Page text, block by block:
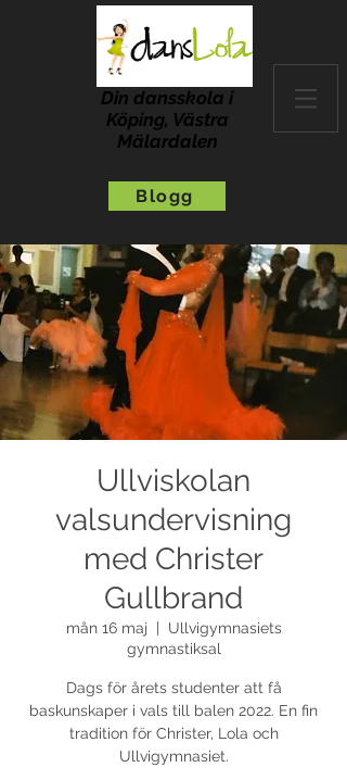
Din dansskola i
Köping, Västra
Mälardalen
Blogg
Ullviskolan
valsundervisning
med Christer
Gullbrand
mån 16 maj
Ullvigymnasiets
gymnastiksal
Dags för årets studenter att få
baskunskaper i vals till balen 2022. En fin
tradition för Christer, Lola och
Ullvigymnasiet.